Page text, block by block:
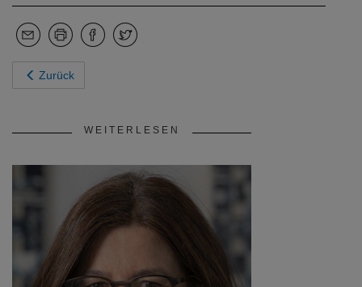
Zurück
WEITERLESEN